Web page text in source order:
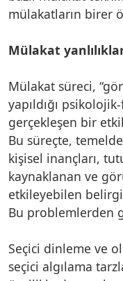
mülakatların birer
Mülakat
Mülakat süreci,
yapıldığı
gerçekleşen bir
Bu süreçte,
kişisel inançları,
kaynaklanan ve
etkileyebilen
Bu problemlerden
Seçici dinleme ve
seçici algılama